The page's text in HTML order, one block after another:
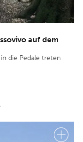
auf dem
die Pedale treten